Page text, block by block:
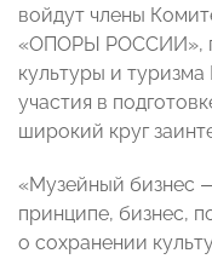
войдут члены
«ОПОРЫ РОССИИ»,
культуры и
участия в
широкий круг
«Музейный бизнес
принципе, бизнес,
о сохранении